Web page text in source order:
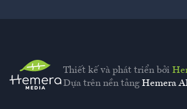
Thiết kế và phát triển bởi
Dựa trên nền tảng Hemera